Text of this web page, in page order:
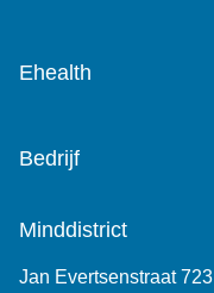
Ehealth
Bedrijf
Minddistrict
Jan Evertsenstraat 723